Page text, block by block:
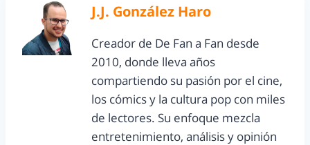
J.J. González Haro
Creador de De Fan a Fan desde
2010, donde lleva años
compartiendo su pasión por el cine,
los cómics y la cultura pop con miles
de lectores. Su enfoque mezcla
entretenimiento, análisis y opinión